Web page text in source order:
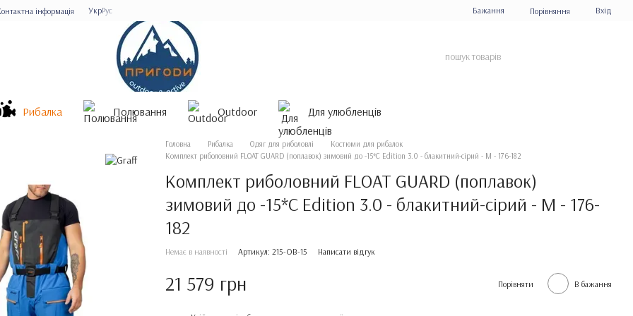
інформація УкрРус Бажання Порівняння Вхід
Рибалка Полювання Outdoor Для улюбленців
Головна Рибалка Одяг для риболовлі
Костюми для рибалок
Комплект риболовний FLOAT GUARD (поплавок) зимовий до -15*С Edition 3.0 - блакитний-сірий - M - 176-182
Комплект риболовний FLOAT GUARD (поплавок)
зимовий до -15*С Edition 3.0 - блакитний-сірий - M - 176-
182
Немає в наявності Артикул: 215-OB-15 Написати відгук
21 579 грн Порівняти В бажання